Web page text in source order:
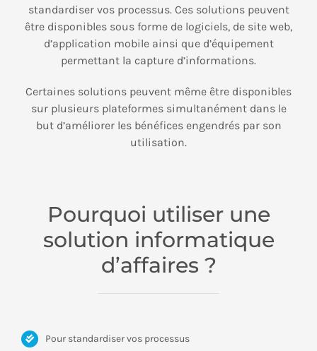
standardiser vos processus. Ces solutions peuvent
être disponibles sous forme de logiciels, de site web,
d’application mobile ainsi que d’équipement
permettant la capture d’informations.
Certaines solutions peuvent même être disponibles
sur plusieurs plateformes simultanément dans le
but d’améliorer les bénéfices engendrés par son
utilisation.
Pourquoi utiliser une
solution informatique
d’affaires ?
Pour standardiser vos processus